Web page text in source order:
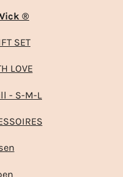
®
SET
LOVE
- S-M-L